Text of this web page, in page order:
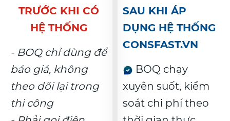
TRƯỚC KHI CÓ
HỆ THỐNG
- BOQ chỉ dùng để
báo giá, không
theo dõi lại trong
thi công
SAU KHI ÁP
DỤNG HỆ THỐNG
CONSFAST.VN
BOQ chạy
xuyên suốt, kiểm
soát chi phí theo